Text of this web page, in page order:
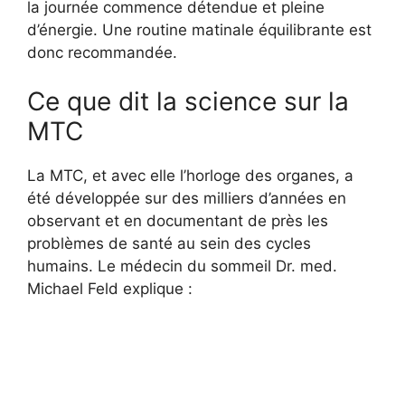
la journée commence détendue et pleine
d’énergie. Une routine matinale équilibrante est
donc recommandée.
Ce que dit la science sur la
MTC
La MTC, et avec elle l’horloge des organes, a
été développée sur des milliers d’années en
observant et en documentant de près les
problèmes de santé au sein des cycles
humains. Le médecin du sommeil Dr. med.
Michael Feld explique :